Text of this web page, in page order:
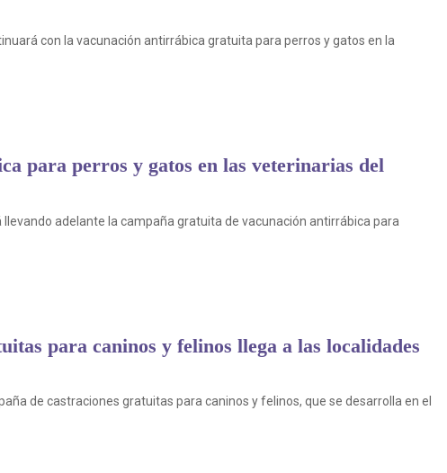
con la vacunación antirrábica gratuita para perros y gatos en la
para perros y gatos en las veterinarias del
llevando adelante la campaña gratuita de vacunación antirrábica para
para caninos y felinos llega a las localidades
de castraciones gratuitas para caninos y felinos, que se desarrolla en el